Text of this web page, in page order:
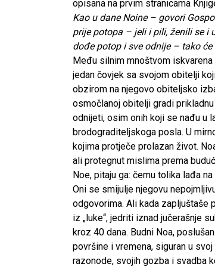
opisana na prvim stranicama
Kao u dane Noine – govori
prije potopa – jeli i pili, ženili se i
dođe potop i sve odnije – tako
Među silnim mnoštvom
jedan čovjek sa svojom obitelji
obzirom na njegovo obiteljsko
osmočlanoj obitelji gradi
odnijeti, osim onih koji se nađu u
brodograditeljskoga posla. U
kojima protječe prolazan život.
ali protegnut mislima prema
Noe, pitaju ga: čemu tolika lađa
Oni se smijulje njegovu
odgovorima. Ali kada zapljuštaše
iz „luke“, jedriti iznad jučerašnje
kroz 40 dana. Budni Noa,
površine i vremena, siguran u
razonode, svojih gozba i svadba
Kad se nasilje pretvara u